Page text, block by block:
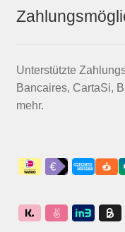
Unterstützte
Bancaires, CartaSi,
mehr.